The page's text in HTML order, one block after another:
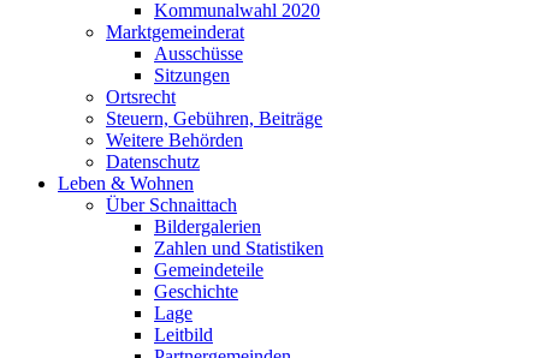
Kommunalwahl 2020
Marktgemeinderat
Ausschüsse
Sitzungen
Ortsrecht
Steuern, Gebühren, Beiträge
Weitere Behörden
Datenschutz
Leben & Wohnen
Über Schnaittach
Bildergalerien
Zahlen und Statistiken
Gemeindeteile
Geschichte
Lage
Leitbild